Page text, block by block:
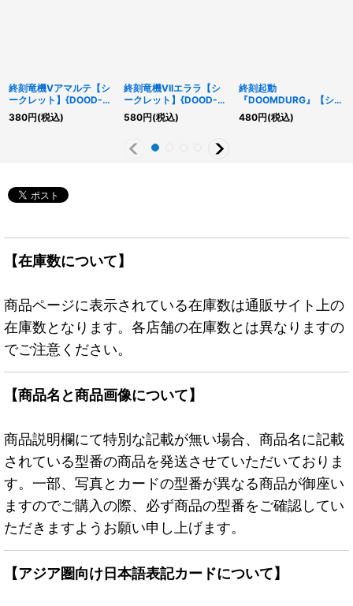
終刻竜機Vアマルテ【シ
ークレット】{DOOD-
JP009}《モンスター》
380円(税込)
終刻竜機VIIエララ【シ
ークレット】{DOOD-
JP010}《モンスター》
580円(税込)
終刻起動
『DOOMDURG』【シー
クレット】{DOOD-
JP058}《魔法》
480円(税込)
【在庫数について】
商品ページに表示されている在庫数は通販サイト上の
在庫数となります。各店舗の在庫数とは異なりますの
でご注意ください。
【商品名と商品画像について】
商品説明欄にて特別な記載が無い場合、商品名に記載
されている型番の商品を発送させていただいておりま
す。一部、写真とカードの型番が異なる商品が御座い
ますのでご購入の際、必ず商品の型番をご確認してい
ただきますようお願い申し上げます。
【アジア圏向け日本語表記カードについて】